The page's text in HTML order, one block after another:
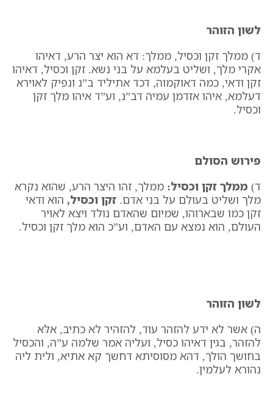
לשון הזוהר
ד) ממלך זקן וכסיל, ממלך: דא הוא יצר הרע, דאיהו
אקרי מלך, ושליט בעלמא על בני נשא. זקן וכסיל, דאיהו
זקן ודאי, כמה דאוקמוה, דכד אתיליד ב”נ ונפיק לאוירא
דעלמא, איהו אזדמן עמיה דב”נ, וע”ד איהו מלך זקן
וכסיל.
פירוש הסולם
ד) ​ ממלך זקן וכסיל: ממלך, זהו היצר הרע, שהוא נקרא
מלך ושליט בעולם על בני אדם. זקן וכסיל, הוא ודאי
זקן כמו שבארוהו, שמיום שהאדם נולד ויצא לאויר
העולם, הוא נמצא עם האדם, וע”כ הוא מלך זקן וכסיל.
לשון הזוהר
ה) אשר לא ידע להזהר עוד, להזהיר לא כתיב, אלא
להזהר, בגין דאיהו כסיל, ועליה אמר שלמה ע”ה, והכסיל
בחושך הולך, דהא מסוסיתא דחשך קא אתיא, ולית ליה
נהורא לעלמין.